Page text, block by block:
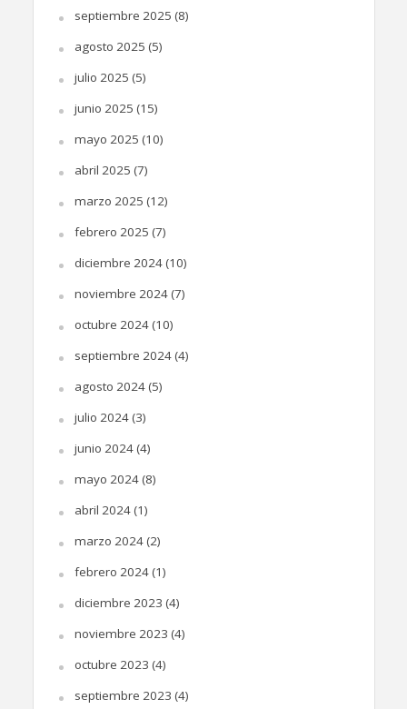
septiembre 2025 (8)
agosto 2025 (5)
julio 2025 (5)
junio 2025 (15)
mayo 2025 (10)
abril 2025 (7)
marzo 2025 (12)
febrero 2025 (7)
diciembre 2024(10)
noviembre 2024(7)
octubre 2024(10)
septiembre 2024(4)
agosto 2024(5)
julio 2024(3)
junio 2024(4)
mayo 2024(8)
abril 2024(1)
marzo 2024(2)
febrero 2024(1)
diciembre 2023 (4)
noviembre 2023 (4)
octubre 2023 (4)
septiembre 2023 (4)